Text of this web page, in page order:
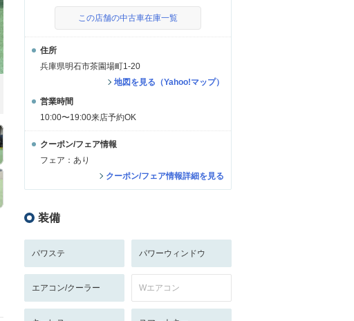
この店舗の中古車在庫一覧
住所
兵庫県明石市茶園場町1-20
地図を見る（Yahoo!マップ）
営業時間
10:00〜19:00来店予約OK
クーポン/フェア情報
フェア：あり
クーポン/フェア情報詳細を見る
装備
パワステ パワーウィンドウ
エアコン/クーラー Wエアコン